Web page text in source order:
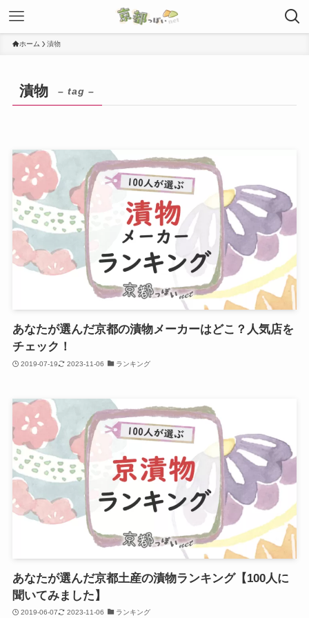
ホーム 漬物
漬物 – tag –
あなたが選んだ京都の漬物メーカーはどこ？人気店を
チェック！
2019-07-19 2023-11-06 ランキング
あなたが選んだ京都土産の漬物ランキング【100人に
聞いてみました】
2019-06-07 2023-11-06 ランキング